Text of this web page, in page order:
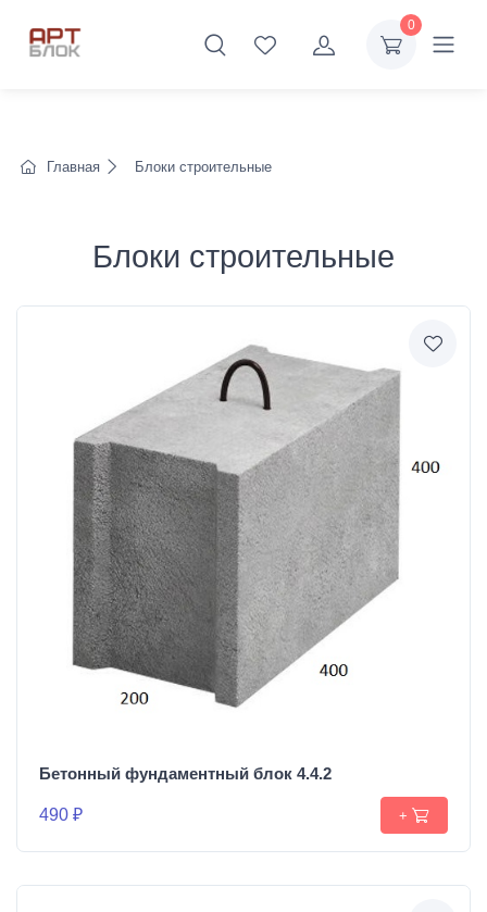
0
Главная Блоки строительные
Блоки строительные
Бетонный фундаментный блок 4.4.2
490 ₽ +